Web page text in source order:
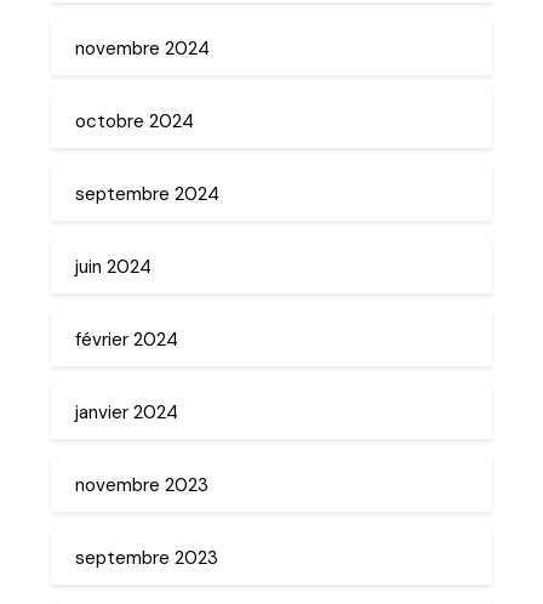
novembre 2024
octobre 2024
septembre 2024
juin 2024
février 2024
janvier 2024
novembre 2023
septembre 2023